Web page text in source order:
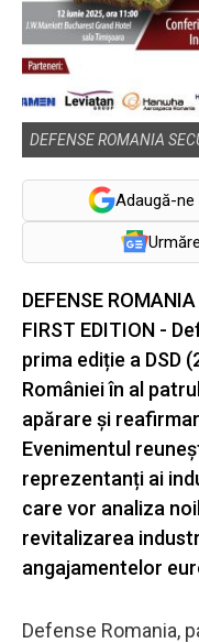
DEFENSE ROMANIA
Adaugă-
DEFENSE
FIRST EDITION -
prima ediție a DSD
României în al
apărare și
Evenimentul
reprezentanți ai
care vor analiza
revitalizarea
angajamentelor
Defense Romania,